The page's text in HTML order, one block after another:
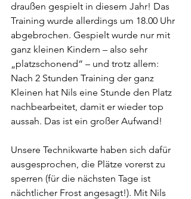
draußen gespielt in diesem Jahr! Das
Training wurde allerdings um 18.00 Uhr
abgebrochen. Gespielt wurde nur mit
ganz kleinen Kindern – also sehr
„platzschonend“ – und trotz allem:
Nach 2 Stunden Training der ganz
Kleinen hat Nils eine Stunde den Platz
nachbearbeitet, damit er wieder top
aussah. Das ist ein großer Aufwand!
Unsere Technikwarte haben sich dafür
ausgesprochen, die Plätze vorerst zu
sperren (für die nächsten Tage ist
nächtlicher Frost angesagt!). Mit Nils